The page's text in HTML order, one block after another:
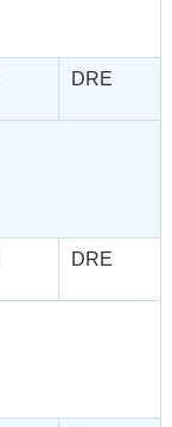
DRE
DRE